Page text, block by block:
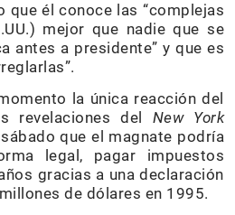
que él conoce las “complejas
mejor que nadie que se
antes a presidente” y que es
la única reacción del
revelaciones del New York
que el magnate podría
legal, pagar impuestos
gracias a una declaración
de dólares en 1995.